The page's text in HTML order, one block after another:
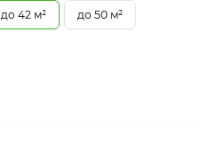
до 42 м² до 50 м²